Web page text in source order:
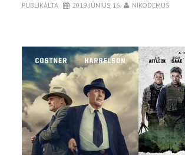
PUBLIKÁLTA 2019. JÚNIUS 16. NIKODEMUS